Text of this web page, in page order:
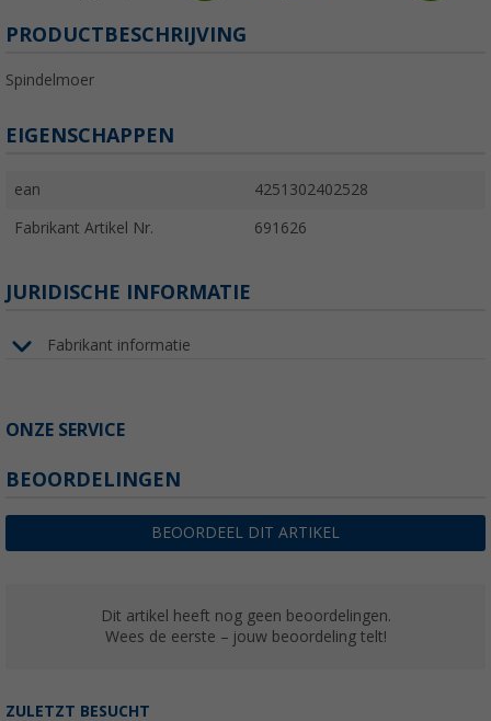
PRODUCTBESCHRIJVING
Spindelmoer
EIGENSCHAPPEN
ean 4251302402528
Fabrikant Artikel Nr. 691626
JURIDISCHE INFORMATIE
Fabrikant informatie
ONZE SERVICE
BEOORDELINGEN
BEOORDEEL DIT ARTIKEL
Dit artikel heeft nog geen beoordelingen.
Wees de eerste – jouw beoordeling telt!
ZULETZT BESUCHT